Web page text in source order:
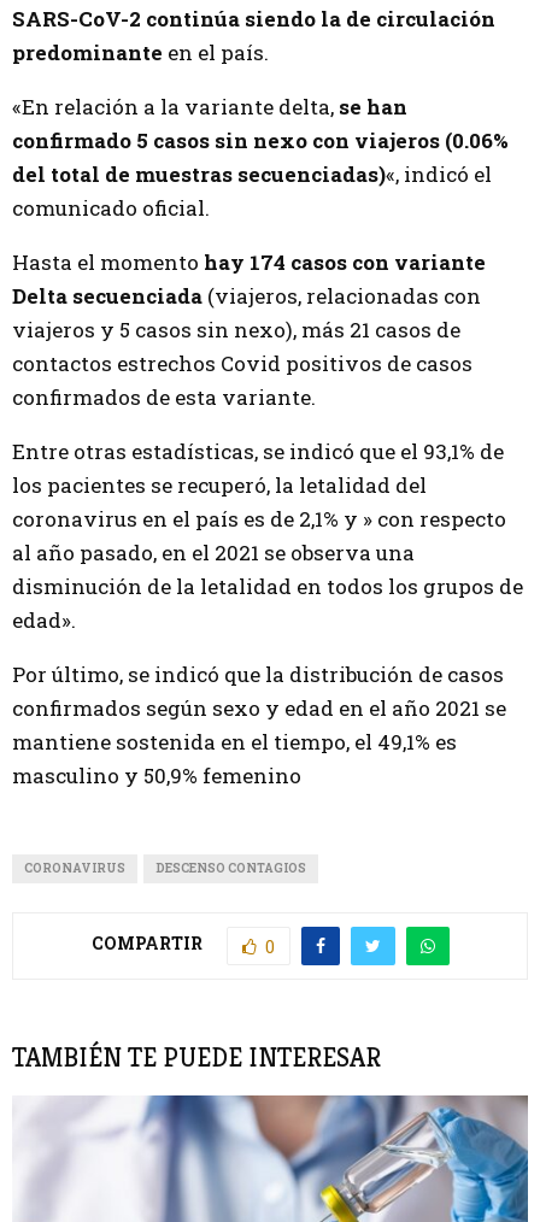
SARS-CoV-2 continúa siendo la de circulación
predominante en el país.
«En relación a la variante delta, se han
confirmado 5 casos sin nexo con viajeros (0.06%
del total de muestras secuenciadas)«, indicó el
comunicado oficial.
Hasta el momento hay 174 casos con variante
Delta secuenciada (viajeros, relacionadas con
viajeros y 5 casos sin nexo), más 21 casos de
contactos estrechos Covid positivos de casos
confirmados de esta variante.
Entre otras estadísticas, se indicó que el 93,1% de
los pacientes se recuperó, la letalidad del
coronavirus en el país es de 2,1% y » con respecto
al año pasado, en el 2021 se observa una
disminución de la letalidad en todos los grupos de
edad».
Por último, se indicó que la distribución de casos
confirmados según sexo y edad en el año 2021 se
mantiene sostenida en el tiempo, el 49,1% es
masculino y 50,9% femenino
CORONAVIRUS DESCENSO CONTAGIOS
COMPARTIR 0
TAMBIÉN TE PUEDE INTERESAR